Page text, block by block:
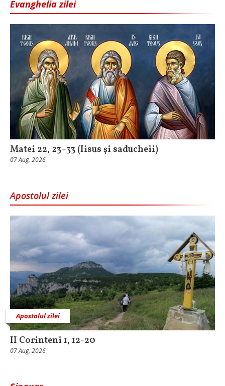
Evanghelia zilei
Matei 22, 23–33 (Iisus și saducheii)
07 Aug, 2026
Apostolul zilei
Apostolul zilei
II Corinteni 1, 12-20
07 Aug, 2026